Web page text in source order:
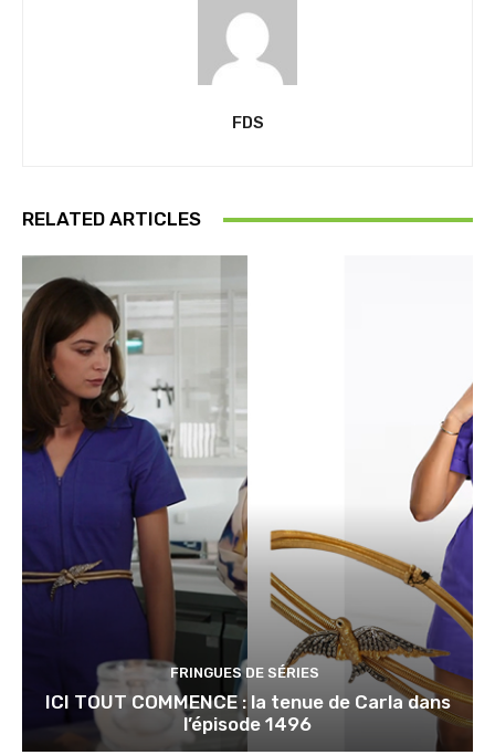
FDS
RELATED ARTICLES
FRINGUES DE SÉRIES
ICI TOUT COMMENCE : la tenue de Carla dans
l’épisode 1496